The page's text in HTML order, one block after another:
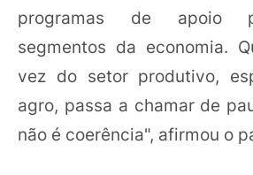
programas de apoio
segmentos da economia.
vez do setor produtivo,
agro, passa a chamar de
não é coerência", afirmou o